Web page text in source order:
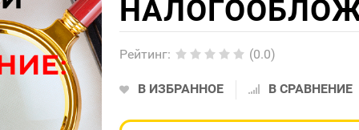
Рейтинг: (0.0)
В ИЗБРАННОЕ В СРАВНЕНИЕ